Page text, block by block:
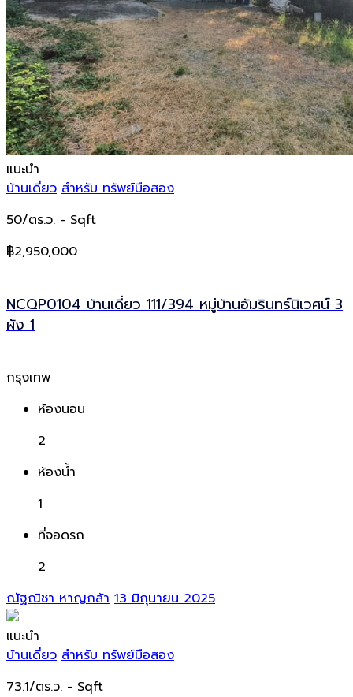
แนะนำ
บ้านเดี่ยว สำหรับ ทรัพย์มือสอง
50/ตร.ว. - Sqft
฿2,950,000
NCQP0104 บ้านเดี่ยว 111/394 หมู่บ้านอัมรินทร์นิเวศน์ 3
ผัง 1
กรุงเทพ
ห้องนอน
2
ห้องน้ำ
1
ที่จอดรถ
2
ณัฐณิชา หาญกล้า 13 มิถุนายน 2025
แนะนำ
บ้านเดี่ยว สำหรับ ทรัพย์มือสอง
73.1/ตร.ว. - Sqft